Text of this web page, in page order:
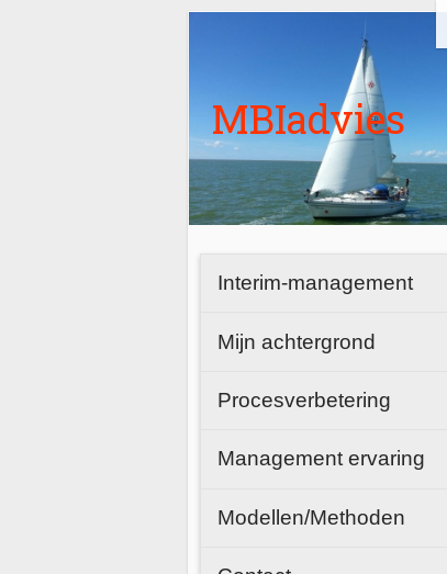
MBIadvies
Interim-management
Mijn achtergrond
Procesverbetering
Management ervaring
Modellen/Methoden